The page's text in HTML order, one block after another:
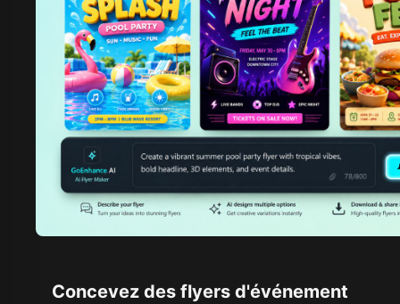
Concevez des flyers d'événement